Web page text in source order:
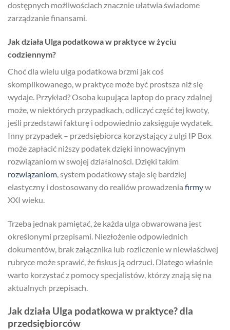
dostępnych możliwościach znacznie ułatwia świadome
zarządzanie finansami.
Jak działa Ulga podatkowa w praktyce w życiu
codziennym?
Choć dla wielu ulga podatkowa brzmi jak coś
skomplikowanego, w praktyce może być prostsza niż się
wydaje. Przykład? Osoba kupująca laptop do pracy zdalnej
może, w niektórych przypadkach, odliczyć część tej kwoty,
jeśli przedstawi fakturę i odpowiednio zaksięguje wydatek.
Inny przypadek – przedsiębiorca korzystający z ulgi IP Box
może zapłacić niższy podatek dzięki innowacyjnym
rozwiązaniom w swojej działalności. Dzięki takim
rozwiązaniom, system podatkowy staje się bardziej
elastyczny i dostosowany do realiów prowadzenia firmyw
XXI wieku.
Trzeba jednak pamiętać, że każda ulga obwarowana jest
określonymi przepisami. Niezłożenie odpowiednich
dokumentów, brak załącznika lub rozliczenie w niewłaściwej
rubryce może sprawić, że fiskus ją odrzuci. Dlatego właśnie
warto korzystać z pomocy specjalistów, którzy znają się na
aktualnych przepisach.
Jak działa Ulga podatkowa w praktyce? dla
przedsiębiorców